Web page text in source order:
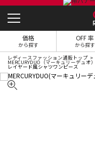
価格
から探す
OFF 率
から探す
レディースファッション通販トップ
MERCURYDUO（マーキュリーデュオ）
レイヤード風シャツワンピース